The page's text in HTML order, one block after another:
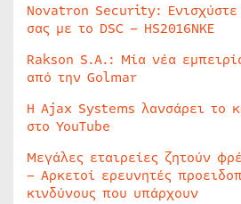
Novatron Security: Ενισχύστε
σας με το DSC – HS2016NKE
Rakson S.A.: Μία νέα
από την Golmar
Η Ajax Systems λανσάρει το
στο YouTube
Μεγάλες εταιρείες ζητούν
– Αρκετοί ερευνητές
κινδύνους που υπάρχουν